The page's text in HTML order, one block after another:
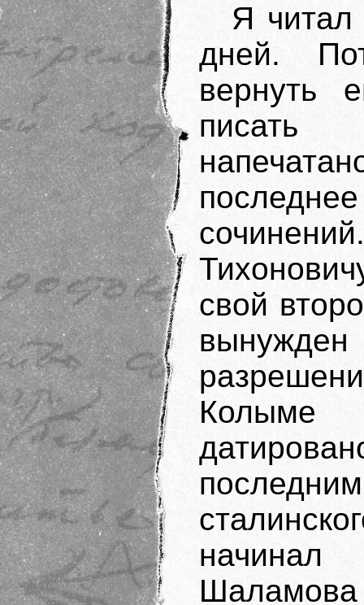
Я читал
дней.
вернуть
писать
свой
Колыме